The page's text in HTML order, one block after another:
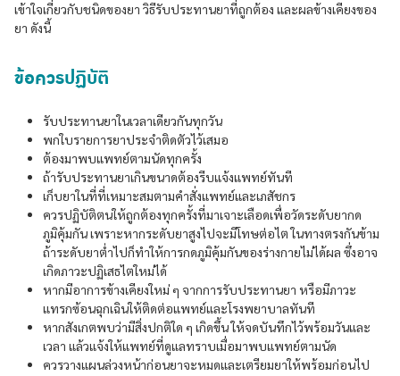
เข้าใจเกี่ยวกับชนิดของยา วิธีรับประทานยาที่ถูกต้อง และผลข้างเคียงของ
ยา ดังนี้
ข้อควรปฏิบัติ
รับประทานยาในเวลาเดียวกันทุกวัน
พกใบรายการยาประจำติดตัวไว้เสมอ
ต้องมาพบแพทย์ตามนัดทุกครั้ง
ถ้ารับประทานยาเกินขนาดต้องรีบแจ้งแพทย์ทันที
เก็บยาในที่ที่เหมาะสมตามคำสั่งแพทย์และเภสัชกร
ควรปฏิบัติตนให้ถูกต้องทุกครั้งที่มาเจาะเลือดเพื่อวัดระดับยากด
ภูมิคุ้มกัน เพราะหากระดับยาสูงไปจะมีโทษต่อไต ในทางตรงกันข้าม
ถ้าระดับยาต่ำไปก็ทำให้การกดภูมิคุ้มกันของร่างกายไม่ได้ผล ซึ่งอาจ
เกิดภาวะปฏิเสธไตใหม่ได้
หากมีอาการข้างเคียงใหม่ ๆ จากการรับประทานยา หรือมีภาวะ
แทรกซ้อนฉุกเฉินให้ติดต่อแพทย์และโรงพยาบาลทันที
หากสังเกตพบว่ามีสิ่งปกติใด ๆ เกิดขึ้น ให้จดบันทึกไว้พร้อมวันและ
เวลา แล้วแจ้งให้แพทย์ที่ดูแลทราบเมื่อมาพบแพทย์ตามนัด
ควรวางแผนล่วงหน้าก่อนยาจะหมดและเตรียมยาให้พร้อมก่อนไป